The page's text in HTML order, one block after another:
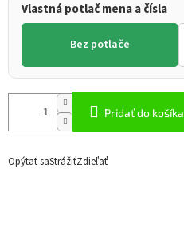
Vlastná potlač mena a čísla
Bez potlače
Pridať do košíka
Opýtať saStrážiťZdieľať